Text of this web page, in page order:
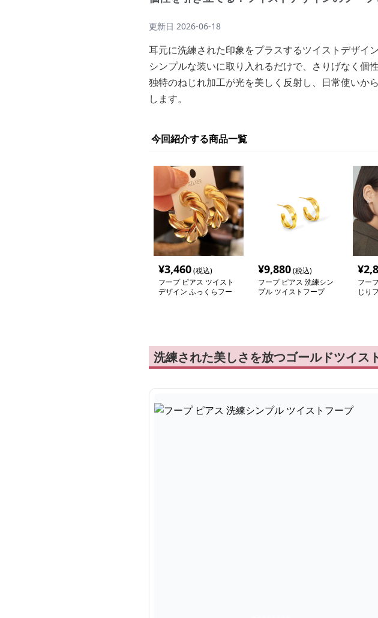
更新日 2026-06-18
耳元に洗練された印象をプラスするツイストデザイ
シンプルな装いに取り入れるだけで、さりげなく個
独特のねじれ加工が光を美しく反射し、日常使いか
します。
今回紹介する商品一覧
¥3,460(税込)
フープ ピアス ツイスト
デザイン ふっくらフー
¥9,880(税込)
フープ ピアス 洗練シン
プル ツイストフープ
¥
フー
じり
洗練された美しさを放つゴールドツイス